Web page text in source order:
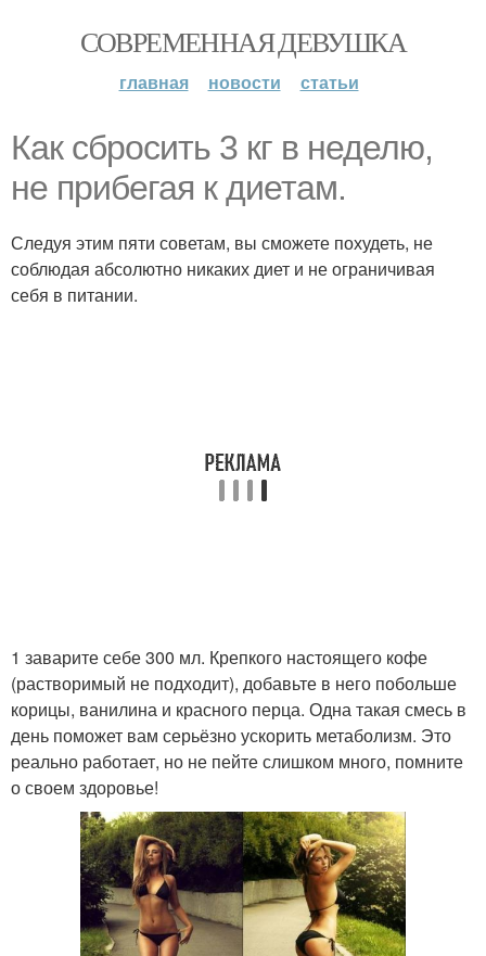
СОВРЕМЕННАЯ ДЕВУШКА
главная новости статьи
Как сбросить 3 кг в неделю,
не прибегая к диетам.
Следуя этим пяти советам, вы сможете похудеть, не
соблюдая абсолютно никаких диет и не ограничивая
себя в питании.
1 заварите себе 300 мл. Крепкого настоящего кофе
(растворимый не подходит), добавьте в него побольше
корицы, ванилина и красного перца. Одна такая смесь в
день поможет вам серьёзно ускорить метаболизм. Это
реально работает, но не пейте слишком много, помните
о своем здоровье!